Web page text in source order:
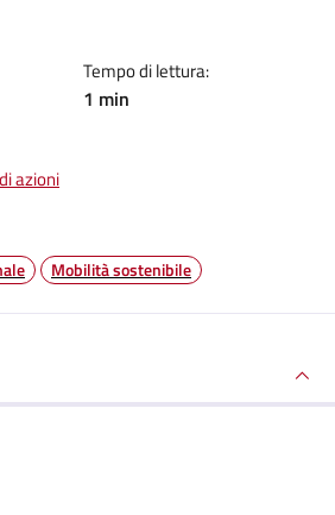
Tempo di lettura:
1 min
azioni
Mobilità sostenibile